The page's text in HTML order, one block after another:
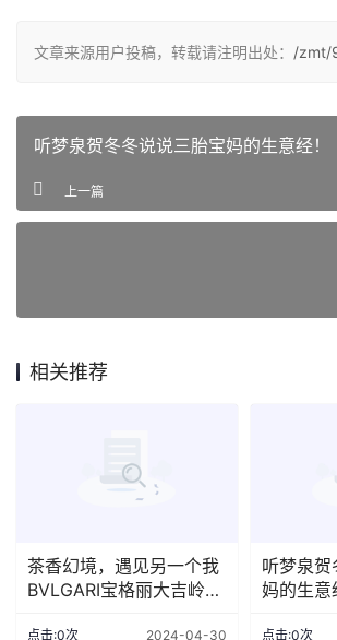
文章来源用户投稿，转载请注明出处： /zmt/
听梦泉贺冬冬说说三胎宝妈的生意经！
上一篇
相关推荐
茶香幻境，遇见另一个我
BVLGARI宝格丽大吉岭茶
点击:0次 2024-04-30
听梦泉贺
妈的生意
点击:0次